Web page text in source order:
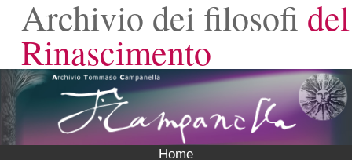
Archivio dei filosofi del
Rinascimento
Home